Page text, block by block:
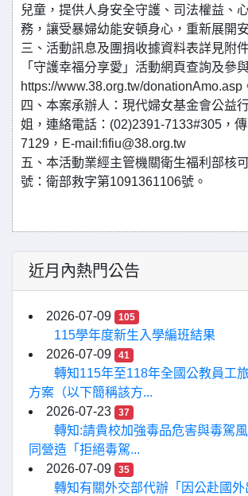
兒童，提供人身安全守護、司法權益、
務，讓受暴婦幼能安頓身心，重新展開
三、活動訊息及團捐收據資料表詳見附
「守護幸福分享愛」活動網頁查詢及參
https://www.38.org.tw/donationAmo.asp
四、本案承辦人：現代婦女基金會公益
姐，連絡電話：(02)2391-7133#305，
7129，E-mail:fifiu@38.org.tw
五、本活動業經主管機關衛生福利部核
號：衛部救字第1091361106號。
近月內熱門公告
2026-07-09 105
115學年度新生入學編班結果
2026-07-09
41
轉知115年至118年全國公教員工
方案（以下簡稱該方...
2026-07-23
37
轉知:請貴校加強毒品危害與毒駕
同營造「拒絕毒駕...
2026-07-09
35
轉知有關外交部代辦「因公赴國